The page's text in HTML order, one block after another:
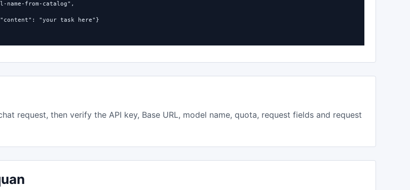
name-from-catalog",
"your task here"}
request, then verify the API key, Base URL, model name, quota, request fields and request